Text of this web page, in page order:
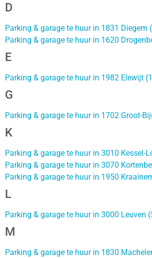
D
Parking & garage te huur in 1831 Diegem
Parking & garage te huur in 1620
E
Parking & garage te huur in 1982 Elewijt
G
Parking & garage te huur in 1702 Groot-
K
Parking & garage te huur in 3010 Kessel-
Parking & garage te huur in 3070
Parking & garage te huur in 1950
L
Parking & garage te huur in 3000 Leuven
M
Parking & garage te huur in 1830